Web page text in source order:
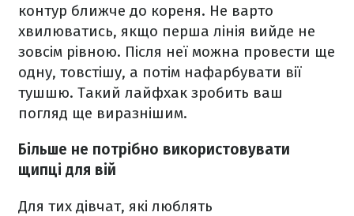
контур ближче до кореня. Не варто
хвилюватись, якщо перша лінія вийде не
зовсім рівною. Після неї можна провести ще
одну, товстішу, а потім нафарбувати вії
тушшю. Такий лайфхак зробить ваш
погляд ще виразнішим.
Більше не потрібно використовувати
щипці для вій
Для тих дівчат, які люблять